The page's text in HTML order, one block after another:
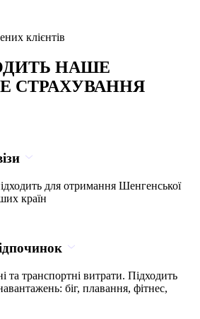
клієнтів
НАШЕ
СТРАХУВАННЯ
для отримання Шенгенської
країн
та транспортні витрати. Підходить
біг, плавання, фітнес,